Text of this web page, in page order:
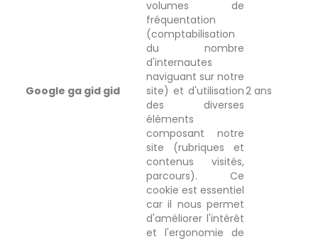
Google ga gid gid
volumes de
fréquentation
(comptabilisation
du nombre
d'internautes
naviguant sur notre
site) et d'utilisation
des diverses
éléments
composant notre
site (rubriques et
contenus visités,
parcours). Ce
cookie est essentiel
car il nous permet
d'améliorer l'intérêt
et l'ergonomie de
2 ans